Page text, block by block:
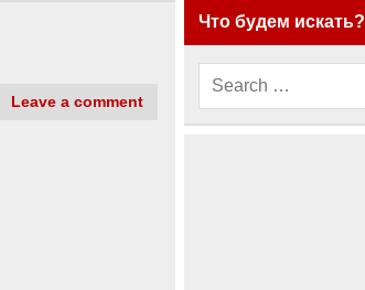
Leave a comment
Что будем искать?